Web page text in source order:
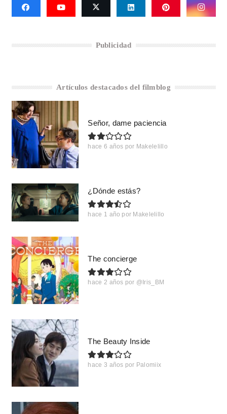
Publicidad
Artículos destacados del filmblog
Señor, dame paciencia
hace 6 años por Makelelillo
¿Dónde estás?
hace 1 año por Makelelillo
The concierge
hace 2 años por @Iris_BM
The Beauty Inside
hace 3 años por Palomiix